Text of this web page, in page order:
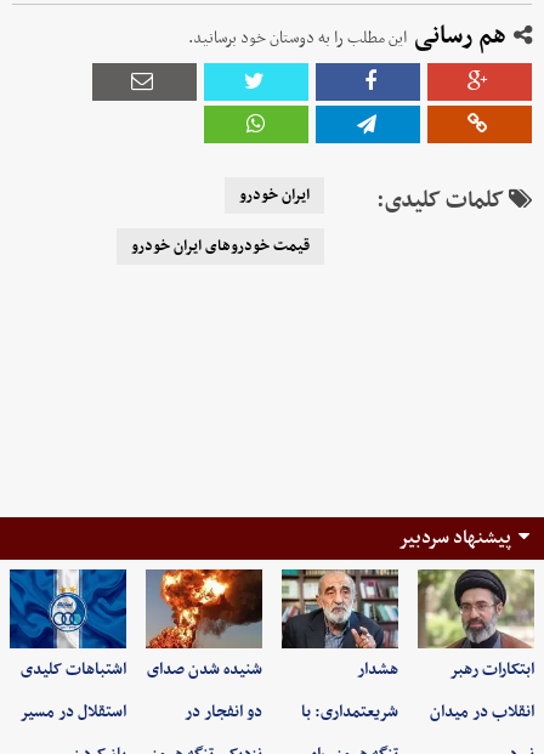
هم رسانی این مطلب را به دوستان خود برسانید.
کلمات کلیدی:
ایران خودرو
قیمت خودرو‌های ایران خودرو
پیشنهاد سردبیر
ابتکارات رهبر
انقلاب در میدان
هشدار
شریعتمداری: با
شنیده شدن صدای
دو انفجار در
اشتباهات کلیدی
استقلال در مسیر